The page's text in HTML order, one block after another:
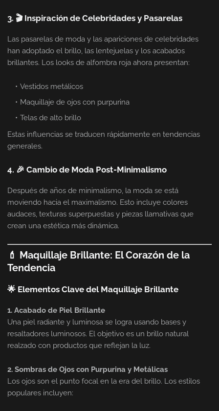
3. 🎬 Inspiración de Celebridades y Pasarelas
Las pasarelas de moda y las apariciones de celebridades
han adoptado el brillo, las lentejuelas y los acabados
brillantes. Los looks de alfombra roja ahora presentan:
Vestidos metálicos
Maquillaje de ojos con purpurina
Telas de alto brillo
Estas influencias se traducen rápidamente en tendencias
generales.
4. 🎉 Cambio de Moda Post-Minimalismo
Después de años de minimalismo, la moda se está
moviendo hacia el maximalismo. Esto incluye colores
audaces, texturas superpuestas y piezas llamativas que
crean una estética más dinámica.
💄 Maquillaje Brillante: El Corazón de la
Tendencia
🌟 Elementos Clave del Maquillaje Brillante
1. Acabado de Piel Brillante
Una piel radiante y luminosa se logra usando bases y
resaltadores luminosos. El objetivo es un brillo natural
realzado con productos que reflejan la luz.
2. Sombras de Ojos con Purpurina y Metálicas
Los ojos son el punto focal en la era del brillo. Los estilos
populares incluyen: